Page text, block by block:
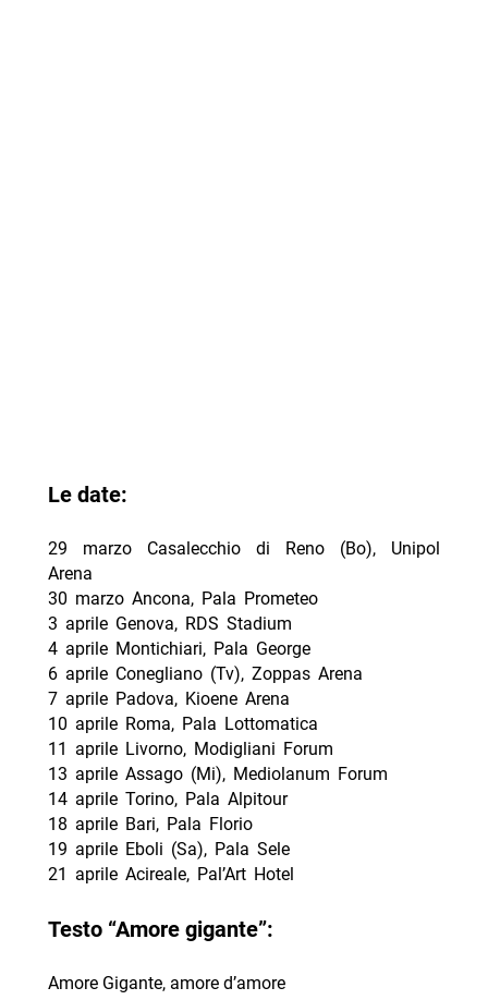
Le date:
29 marzo Casalecchio di Reno (Bo), Unipol
Arena
30 marzo Ancona, Pala Prometeo
3 aprile Genova, RDS Stadium
4 aprile Montichiari, Pala George
6 aprile Conegliano (Tv), Zoppas Arena
7 aprile Padova, Kioene Arena
10 aprile Roma, Pala Lottomatica
11 aprile Livorno, Modigliani Forum
13 aprile Assago (Mi), Mediolanum Forum
14 aprile Torino, Pala Alpitour
18 aprile Bari, Pala Florio
19 aprile Eboli (Sa), Pala Sele
21 aprile Acireale, Pal’Art Hotel
Testo “Amore gigante”:
Amore Gigante, amore d’amore